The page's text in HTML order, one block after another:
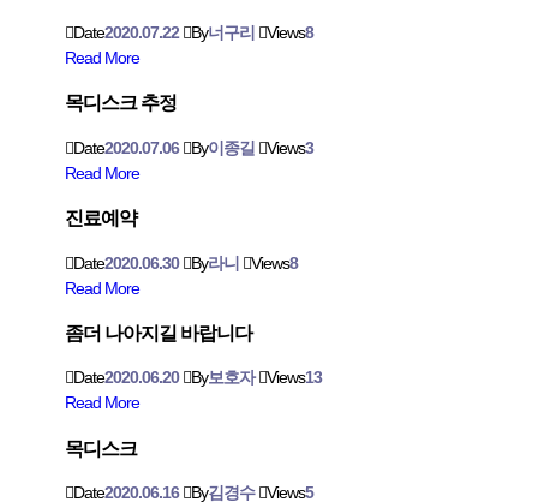
Date2020.07.22 By너구리 Views8
Read More
목디스크 추정
Date2020.07.06 By이종길 Views3
Read More
진료예약
Date2020.06.30 By라니 Views8
Read More
좀더 나아지길 바랍니다
Date2020.06.20 By보호자 Views13
Read More
목디스크
Date2020.06.16 By김경수 Views5